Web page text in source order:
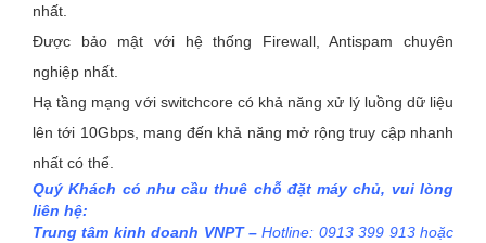
nhất.
Được bảo mật với hệ thống Firewall, Antispam chuyên
nghiệp nhất.
Hạ tầng mạng với switchcore có khả năng xử lý luồng dữ liệu
lên tới 10Gbps, mang đến khả năng mở rộng truy cập nhanh
nhất có thể.
Quý Khách có nhu cầu thuê chỗ đặt máy chủ, vui lòng
liên hệ:
Trung tâm kinh doanh VNPT – Hotline: 0913 399 913 hoặc